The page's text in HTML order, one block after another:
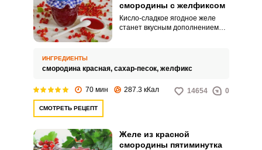
смородины с желфиксом
Кисло-сладкое ягодное желе
станет вкусным дополнением
желе из из красной смородины.
ИНГРЕДИЕНТЫ
смородина красная, сахар-песок, желфикс
70 мин 287.3 кКал 14654 0
СМОТРЕТЬ РЕЦЕПТ
Желе из красной
смородины пятиминутка